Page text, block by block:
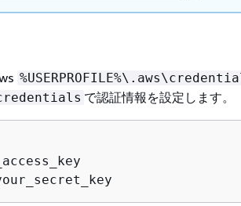
で認証情報を設定します。